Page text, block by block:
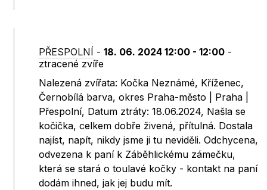
PŘESPOLNÍ -18. 06. 2024 12:00 - 12:00 -
ztracené zvíře
Nalezená zvířata: Kočka Neznámé, Kříženec,
Černobílá barva, okres Praha-město | Praha |
Přespolní, Datum ztráty: 18.06.2024, Našla se
kočička, celkem dobře živená, přítulná. Dostala
najíst, napít, nikdy jsme ji tu neviděli. Odchycena,
odvezena k paní k Záběhlickému zámečku,
která se stará o toulavé kočky - kontakt na paní
dodám ihned, jak jej budu mít.